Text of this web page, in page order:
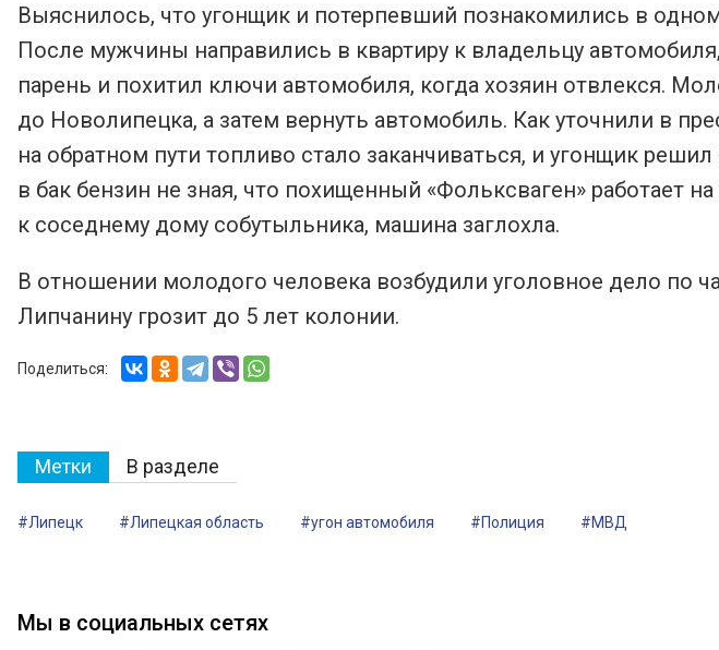
Выяснилось, что угонщик и потерпевший познакомились в
После мужчины направились в квартиру к владельцу
парень и похитил ключи автомобиля, когда хозяин отвлекся.
до Новолипецка, а затем вернуть автомобиль. Как уточнили в
на обратном пути топливо стало заканчиваться, и угонщик решил
в бак бензин не зная, что похищенный «Фольксваген» работает
к соседнему дому собутыльника, машина заглохла.
В отношении молодого человека возбудили уголовное дело по
Липчанину грозит до 5 лет колонии.
Поделиться:
Метки В разделе
#Липецк #Липецкая область #угон автомобиля #Полиция #МВД
Мы в социальных сетях